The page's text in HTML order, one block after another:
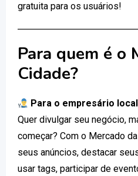
gratuita para os usuários!
Para quem é o
Cidade?
Para o empresário
Quer divulgar seu negócio,
começar? Com o Mercado
seus anúncios, destacar
usar tags, participar de